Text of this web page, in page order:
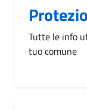
Tutte le info
tuo comune